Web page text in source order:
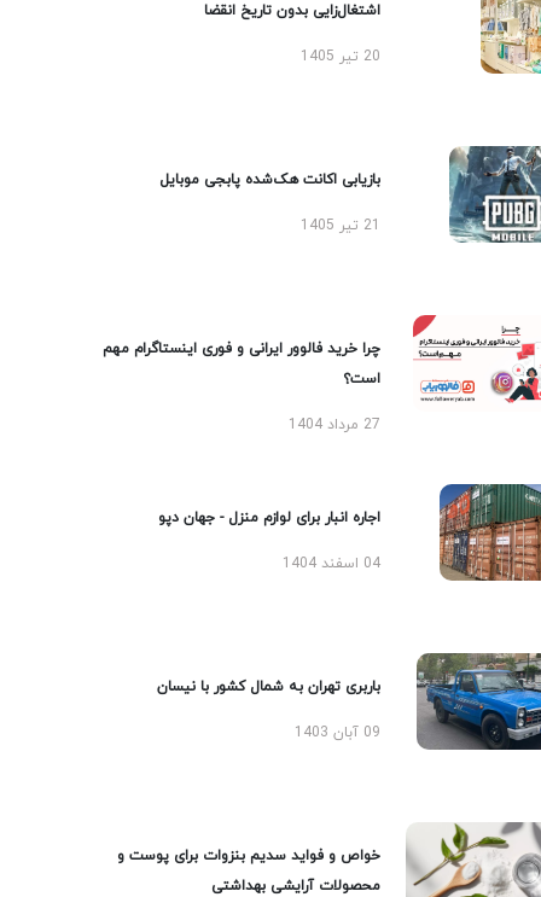
اشتغال‌زایی بدون تاریخ انقضا
20 تیر 1405
بازیابی اکانت هک‌شده پابجی موبایل
چرا خرید فالوور ایرانی و فوری اینستاگرام مهم
است؟
27 مرداد 1404
اجاره انبار برای لوازم منزل - جهان دپو
04 اسفند 1404
باربری تهران به شمال کشور با نیسان
09 آبان 1403
خواص و فواید سدیم بنزوات برای پوست و
محصولات آرایشی بهداشتی